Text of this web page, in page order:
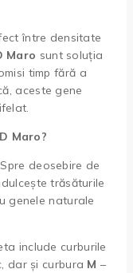
între densitate
Maro sunt soluția
timp fără a
aceste gene
Maro?
Spre deosebire de
trăsăturile
genele naturale
include curburile
dar și curbura M –